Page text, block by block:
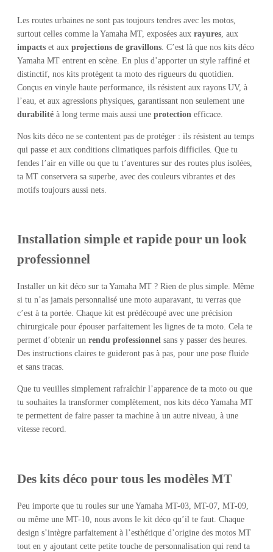
Les routes urbaines ne sont pas toujours tendres avec les motos,
surtout celles comme la Yamaha MT, exposées aux rayures , aux
impacts et aux projections de gravillons . C’est là que nos kits déco
Yamaha MT entrent en scène. En plus d’apporter un style raffiné et
distinctif, nos kits protègent ta moto des rigueurs du quotidien.
Conçus en vinyle haute performance, ils résistent aux rayons UV, à
l’eau, et aux agressions physiques, garantissant non seulement une
durabilité à long terme mais aussi une protection efficace.
Nos kits déco ne se contentent pas de protéger : ils résistent au temps
qui passe et aux conditions climatiques parfois difficiles. Que tu
fendes l’air en ville ou que tu t’aventures sur des routes plus isolées,
ta MT conservera sa superbe, avec des couleurs vibrantes et des
motifs toujours aussi nets.
Installation simple et rapide pour un look
professionnel
Installer un kit déco sur ta Yamaha MT ? Rien de plus simple. Même
si tu n’as jamais personnalisé une moto auparavant, tu verras que
c’est à ta portée. Chaque kit est prédécoupé avec une précision
chirurgicale pour épouser parfaitement les lignes de ta moto. Cela te
permet d’obtenir un rendu professionnel sans y passer des heures.
Des instructions claires te guideront pas à pas, pour une pose fluide
et sans tracas.
Que tu veuilles simplement rafraîchir l’apparence de ta moto ou que
tu souhaites la transformer complètement, nos kits déco Yamaha MT
te permettent de faire passer ta machine à un autre niveau, à une
vitesse record.
Des kits déco pour tous les modèles MT
Peu importe que tu roules sur une Yamaha MT-03, MT-07, MT-09,
ou même une MT-10, nous avons le kit déco qu’il te faut. Chaque
design s’intègre parfaitement à l’esthétique d’origine des motos MT
tout en y ajoutant cette petite touche de personnalisation qui rend ta